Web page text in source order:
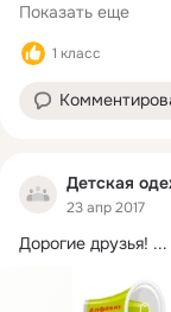
Показать еще
1 класс
Детская
23 апр 2017
Дорогие друзья! ...